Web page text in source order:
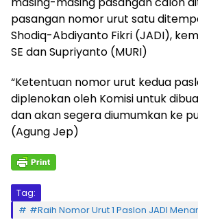
pasangan nomor urut satu
Shodiq-Abdiyanto Fikri (JADI),
SE dan Supriyanto (MURI)
“Ketentuan nomor urut kedua
diplenokan oleh Komisi untuk
dan akan segera diumumkan ke
(Agung Jep)
Tag:
#Raih Nomor Urut 1 Paslon JADI